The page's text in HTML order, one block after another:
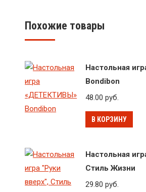
Похожие товары
Настольная
Bondibon
48.00руб.
В КОРЗИНУ
Настольная
Стиль Жизни
29.80руб.